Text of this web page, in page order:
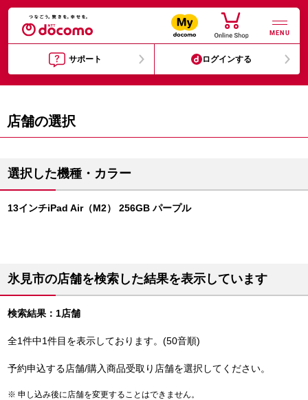
MENU
サポート ログインする
店舗の選択
選択した機種・カラー
13インチiPad Air（M2） 256GB パープル
氷見市の店舗を検索した結果を表示しています
検索結果：1店舗
全1件中1件目を表示しております。(50音順)
予約申込する店舗/購入商品受取り店舗を選択してください。
申し込み後に店舗を変更することはできません。